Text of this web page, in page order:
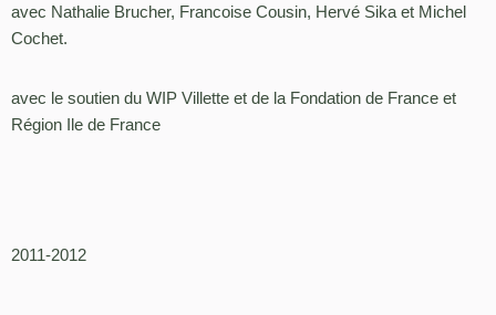
avec Nathalie Brucher, Francoise Cousin, Hervé Sika et Michel
Cochet.
avec le soutien du WIP Villette et de la Fondation de France et
Région Ile de France
2011-2012